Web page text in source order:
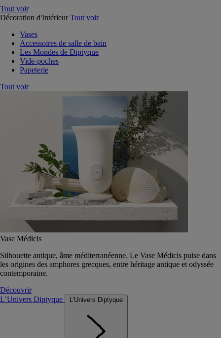
Tout voir
Décoration d'Intérieur Tout voir
Vases
Accessoires de salle de bain
Les Mondes de Diptyque
Vide-poches
Papeterie
Tout voir
Vase Médicis
Silhouette antique, âme méditerranéenne. Le Vase Médicis puise dans
les origines des amphores grecques, entre héritage antique et odyssée
contemporaine.
Découvrir
L’Univers Diptyque
L’Univers Diptyque